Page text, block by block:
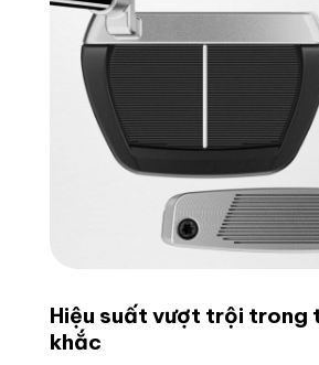
Hiệu suất vượt trội trong
khắc